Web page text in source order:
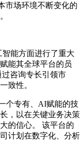
市场环境不断变化的
能方面进行了重大
能其全球平台的员
咨询专长引领市
致性。
个专有、AI赋能的技
，以在关键业务决策
的信心。 该平台的
计划在数字化、分析